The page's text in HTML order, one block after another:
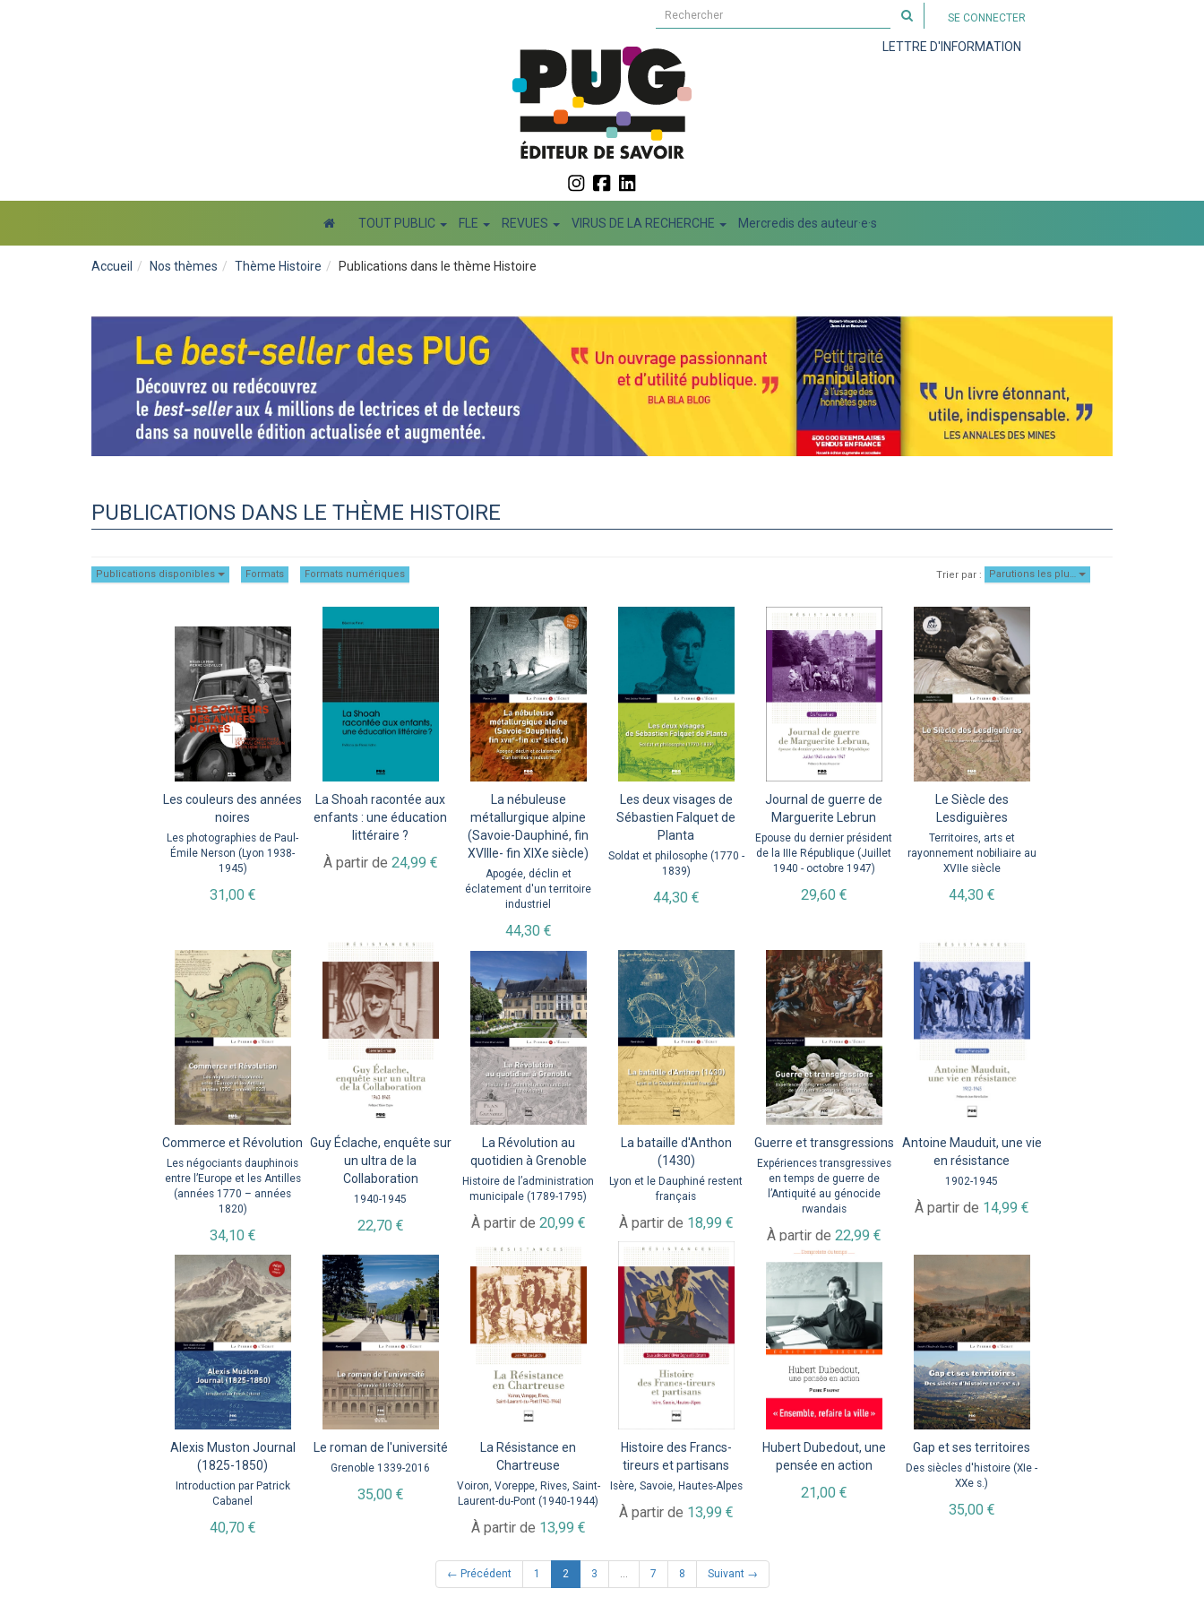
Rechercher
sur
le
SE CONNECTER
LETTRE D'INFORMATION
TOUT PUBLIC FLE REVUES VIRUS DE LA RECHERCHE Mercredis des auteur·e·s
Accueil Nos thèmes Thème Histoire Publications dans le thème Histoire
PUBLICATIONS DANS LE THÈME HISTOIRE
Publications disponibles Formats Formats numériques Trier par : Parutions les plu…
Les couleurs des années
noires
Les photographies de Paul-
Émile Nerson (Lyon 1938-
1945)
31,00 €
La Shoah racontée aux
enfants : une éducation
littéraire ?
À partir de 24,99 €
La nébuleuse
métallurgique alpine
(Savoie-Dauphiné, fin
XVIIIe- fin XIXe siècle)
Apogée, déclin et
éclatement d'un territoire
industriel
44,30 €
Les deux visages de
Sébastien Falquet de
Planta
Soldat et philosophe (1770 -
1839)
44,30 €
Journal de guerre de
Marguerite Lebrun
Epouse du dernier président
de la IIIe République (Juillet
1940 - octobre 1947)
29,60 €
Le Siècle des
Lesdiguières
Territoires, arts et
rayonnement nobiliaire au
XVIIe siècle
44,30 €
Commerce et Révolution
Les négociants dauphinois
entre l’Europe et les Antilles
(années 1770 – années
1820)
34,10 €
Guy Éclache, enquête sur
un ultra de la
Collaboration
1940-1945
22,70 €
La Révolution au
quotidien à Grenoble
Histoire de l’administration
municipale (1789-1795)
À partir de 20,99 €
La bataille d'Anthon
(1430)
Lyon et le Dauphiné restent
français
À partir de 18,99 €
Guerre et transgressions
Expériences transgressives
en temps de guerre de
l’Antiquité au génocide
rwandais
À partir de 22,99 €
Antoine Mauduit, une vie
en résistance
1902-1945
À partir de 14,99 €
Alexis Muston Journal
(1825-1850)
Introduction par Patrick
Cabanel
40,70 €
Le roman de l'université
Grenoble 1339-2016
35,00 €
La Résistance en
Chartreuse
Voiron, Voreppe, Rives, Saint-
Laurent-du-Pont (1940-1944)
À partir de 13,99 €
Histoire des Francs-
tireurs et partisans
Isère, Savoie, Hautes-Alpes
À partir de 13,99 €
Hubert Dubedout, une
pensée en action
21,00 €
Gap et ses territoires
Des siècles d'histoire (XIe -
XXe s.)
35,00 €
← Précédent 1 2(current)
3 … 7 8 Suivant →